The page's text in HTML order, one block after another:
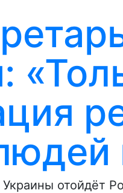
отойдёт